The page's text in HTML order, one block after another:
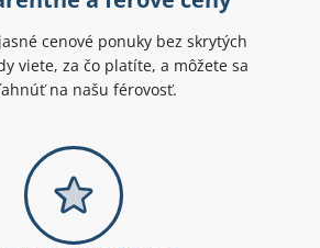
cenové ponuky bez skrytých
viete, za čo platíte, a môžete sa
na našu férovosť.